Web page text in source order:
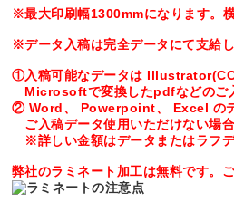
※最大印刷幅1300mmになります。
※データ入稿は完全データにて支給
①入稿可能なデータは
Microsoftで変換したpdfなどのご入
② Word、 Powerpoint、 Excel のデ
ご入稿データ使用いただけない場
※詳しい金額はデータまたはラフデ
弊社のラミネート加工は無料です。